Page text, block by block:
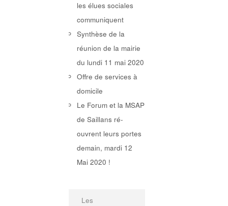
les élues sociales
communiquent
Synthèse de la
réunion de la mairie
du lundi 11 mai 2020
Offre de services à
domicile
Le Forum et la MSAP
de Saillans ré-
ouvrent leurs portes
demain, mardi 12
Mai 2020 !
Les